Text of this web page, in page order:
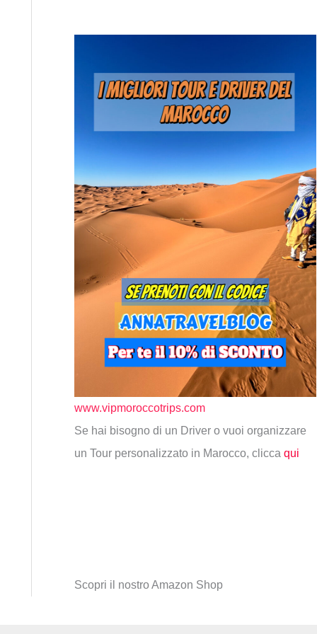
www.vipmoroccotrips.com
Se hai bisogno di un Driver o vuoi organizzare
un Tour personalizzato in Marocco, clicca qui
Scopri il nostro Amazon Shop